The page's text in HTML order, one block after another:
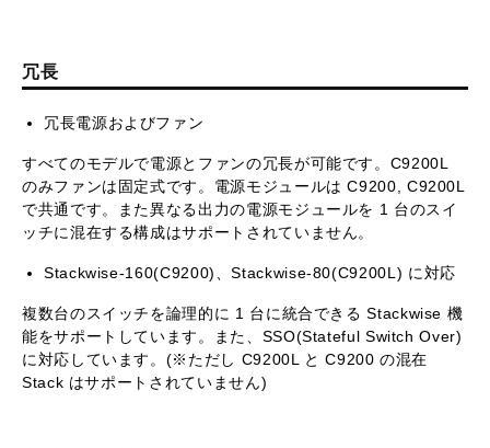
冗長
冗長電源およびファン
すべてのモデルで電源とファンの冗長が可能です。C9200L
のみファンは固定式です。電源モジュールは C9200, C9200L
で共通です。また異なる出力の電源モジュールを 1 台のスイ
ッチに混在する構成はサポートされていません。
Stackwise-160(C9200)、Stackwise-80(C9200L) に対応
複数台のスイッチを論理的に 1 台に統合できる Stackwise 機
能をサポートしています。また、SSO(Stateful Switch Over)
に対応しています。(※ただし C9200L と C9200 の混在
Stack はサポートされていません)